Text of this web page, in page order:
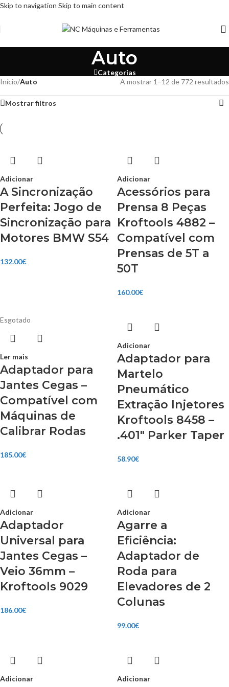
Skip to navigation Skip to main content
Auto
Categorias
Início/Auto A mostrar 1–12 de 772 resultados
Mostrar filtros
Adicionar
A Sincronização
Perfeita: Jogo de
Sincronização para
Motores BMW S54
132.00€
Adicionar
Acessórios para
Prensa 8 Peças
Kroftools 4882 –
Compatível com
Prensas de 5T a
50T
160.00€
Esgotado
Ler mais
Adaptador para
Jantes Cegas –
Compatível com
Máquinas de
Calibrar Rodas
185.00€
Adicionar
Adaptador para
Martelo
Pneumático
Extração Injetores
Kroftools 8458 –
.401″ Parker Taper
58.90€
Adicionar
Adaptador
Universal para
Jantes Cegas –
Veio 36mm –
Kroftools 9029
186.00€
Adicionar
Agarre a
Eficiência:
Adaptador de
Roda para
Elevadores de 2
Colunas
99.00€
Adicionar Adicionar